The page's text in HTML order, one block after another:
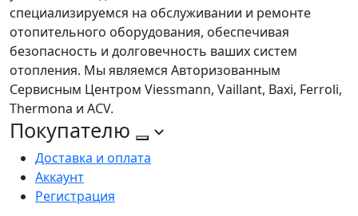
специализируемся на обслуживании и ремонте
отопительного оборудования, обеспечивая
безопасность и долговечность ваших систем
отопления. Мы являемся Авторизованным
Сервисным Центром Viessmann, Vaillant, Baxi, Ferroli,
Thermona и ACV.
Покупателю
Доставка и оплата
Аккаунт
Регистрация